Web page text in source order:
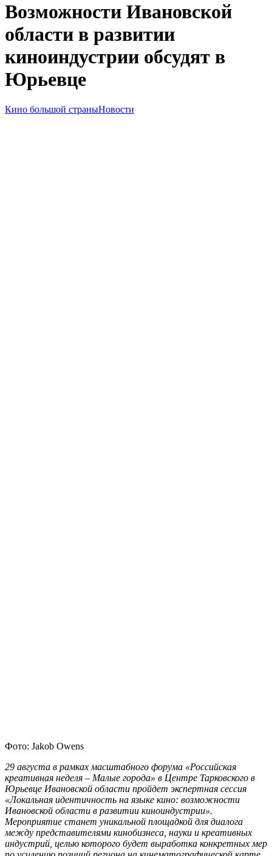
Возможности Ивановской
области в развитии
киноиндустрии обсудят в
Юрьевце
Кино большой страныНовости
Фото: Jakob Owens
29 августа в рамках масштабного форума «Российская
креативная неделя – Малые города» в Центре Тарковского в
Юрьевце Ивановской области пройдет экспертная сессия
«Локальная идентичность на языке кино: возможности
Ивановской области в развитии киноиндустрии».
Мероприятие станет уникальной площадкой для диалога
между представителями кинобизнеса, науки и креативных
индустрий, целью которого будет выработка конкретных мер